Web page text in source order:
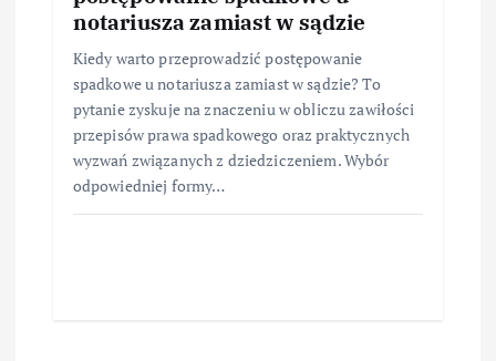
notariusza zamiast w sądzie
Kiedy warto przeprowadzić postępowanie
spadkowe u notariusza zamiast w sądzie? To
pytanie zyskuje na znaczeniu w obliczu zawiłości
przepisów prawa spadkowego oraz praktycznych
wyzwań związanych z dziedziczeniem. Wybór
odpowiedniej formy…